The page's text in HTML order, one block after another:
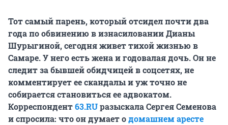
Тот самый парень, который отсидел почти два
года по обвинению в изнасиловании Дианы
Шурыгиной, сегодня живет тихой жизнью в
Самаре. У него есть жена и годовалая дочь. Он не
следит за бывшей обидчицей в соцсетях, не
комментирует ее скандалы и уж точно не
собирается становиться ее адвокатом.
Корреспондент63.RUразыскала Сергея Семенова
и спросила: что он думает одомашнем аресте